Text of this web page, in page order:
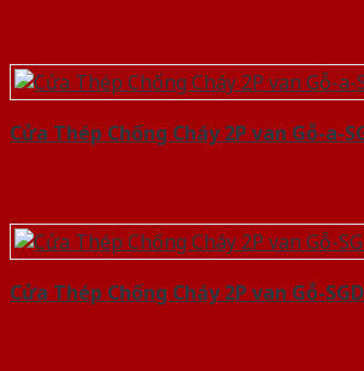
Cửa Thép Chống Cháy 2P van Gỗ-a-
Cửa Thép Chống Cháy 2P van Gỗ-SGD